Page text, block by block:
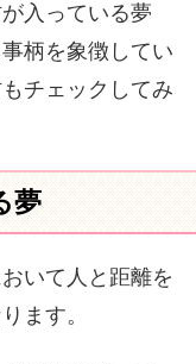
入っている夢
柄を象徴してい
チェックしてみ
夢
いて人と距離を
ます。